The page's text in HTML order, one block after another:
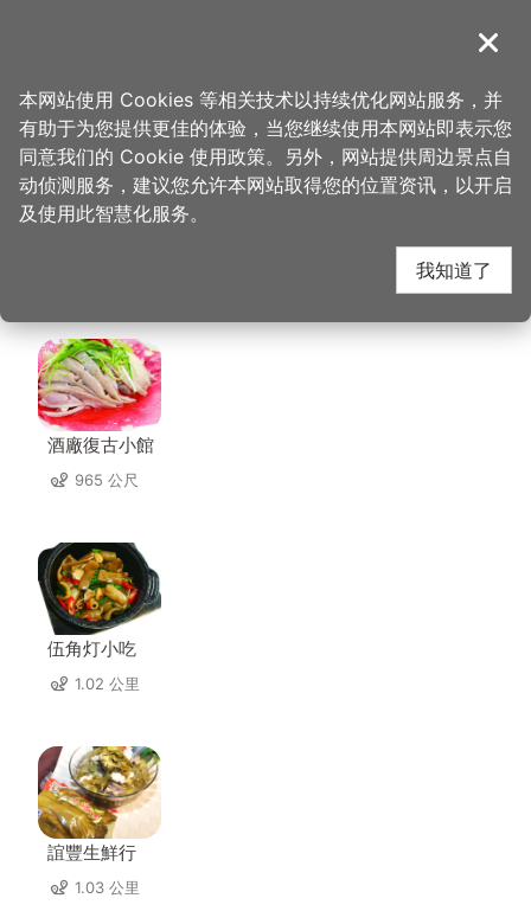
導覽
首页 > 想去的地方 > 美食、购物 > 大玮叔叔手作大福专卖店
大玮叔叔手作大福专卖
店 周边店家
酒廠復古小館
965 公尺
伍角灯小吃
1.02 公里
誼豐生鮮行
1.03 公里
关闭
本网站使用 Cookies 等相关技术以持续优化网站服务，并
有助于为您提供更佳的体验，当您继续使用本网站即表示您
同意我们的 Cookie 使用政策。另外，网站提供周边景点自
动侦测服务，建议您允许本网站取得您的位置资讯，以开启
及使用此智慧化服务。
我知道了